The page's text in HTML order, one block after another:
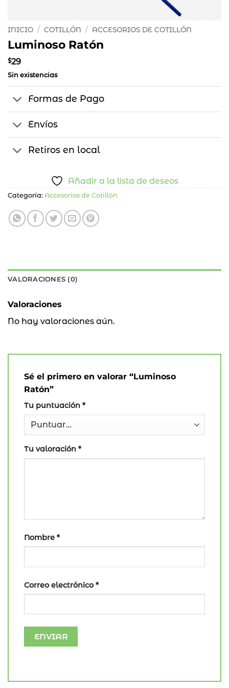
INICIO / COTILLÓN / ACCESORIOS DE COTILLÓN
Luminoso Ratón
$29
Sin existencias
Formas de Pago
Envíos
Retiros en local
Añadir a la lista de deseos
Categoría: Accesorios de Cotillón
VALORACIONES (0)
Valoraciones
No hay valoraciones aún.
Sé el primero en valorar “Luminoso
Ratón”
Tu puntuación *
Tu valoración *
Nombre *
Correo electrónico *